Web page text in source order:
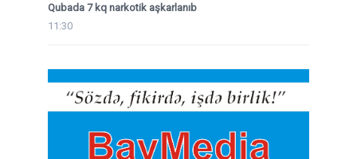
Qubada 7 kq narkotik aşkarlanıb
11:30